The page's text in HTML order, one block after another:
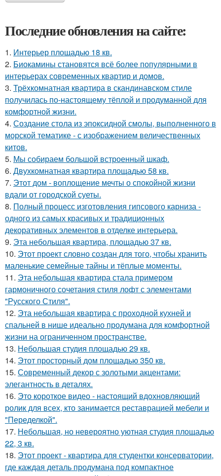
Последние обновления на сайте:
1. Интерьер площадью 18 кв.
2. Биокамины становятся всё более популярными в
интерьерах современных квартир и домов.
3. Трёхкомнатная квартира в скандинавском стиле
получилась по-настоящему тёплой и продуманной для
комфортной жизни.
4. Создание стола из эпоксидной смолы, выполненного в
морской тематике - с изображением величественных
китов.
5. Мы собираем большой встроенный шкаф.
6. Двухкомнатная квартира площадью 58 кв.
7. Этот дом - воплощение мечты о спокойной жизни
вдали от городской суеты.
8. Полный процесс изготовления гипсового карниза -
одного из самых красивых и традиционных
декоративных элементов в отделке интерьера.
9. Эта небольшая квартира, площадью 37 кв.
10. Этот проект словно создан для того, чтобы хранить
маленькие семейные тайны и тёплые моменты.
11. Эта небольшая квартира стала примером
гармоничного сочетания стиля лофт с элементами
"Русского Стиля".
12. Эта небольшая квартира с проходной кухней и
спальней в нише идеально продумана для комфортной
жизни на ограниченном пространстве.
13. Небольшая студия площадью 29 кв.
14. Этот просторный дом площадью 350 кв.
15. Современный декор с золотыми акцентами:
элегантность в деталях.
16. Это короткое видео - настоящий вдохновляющий
ролик для всех, кто занимается реставрацией мебели и
"Переделкой".
17. Небольшая, но невероятно уютная студия площадью
22, 3 кв.
18. Этот проект - квартира для студентки консерватории,
где каждая деталь продумана под компактное